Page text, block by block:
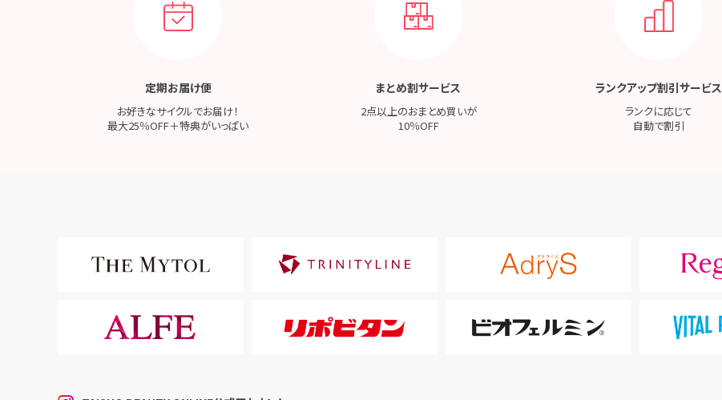
定期お届け便
お好きなサイクルでお届け！
最大25％OFF＋特典がいっぱい
まとめ割サービス
2点以上のおまとめ買いが
10％OFF
ランクアップ割引サービス
ランクに応じて
自動で割引